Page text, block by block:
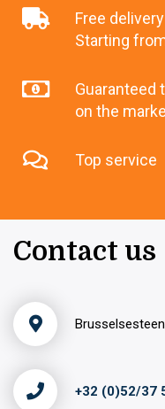
Free delivery
Starting
Guaranteed
on the
Top service
Contact us
+32 (0)52/37